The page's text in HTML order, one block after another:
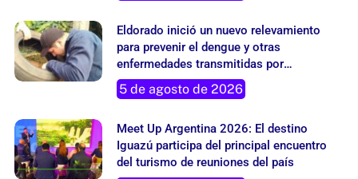
Eldorado inició un nuevo relevamiento
para prevenir el dengue y otras
enfermedades transmitidas por
mosquitos
5 de agosto de 2026
Meet Up Argentina 2026: El destino
Iguazú participa del principal encuentro
del turismo de reuniones del país